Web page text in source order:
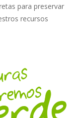
para preservar
recursos